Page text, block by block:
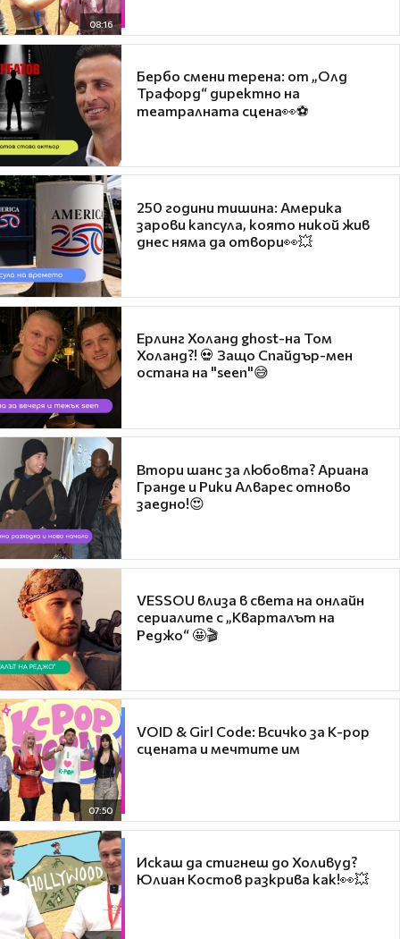
08:16
Бербо смени терена: от „Олд
Трафорд“ директно на
театралната сцена👀⚽
250 години тишина: Америка
зарови капсула, която никой жив
днес няма да отвори👀💥
Ерлинг Холанд ghost-на Том
Холанд?! 💀 Защо Спайдър-мен
остана на "seen"😅
Втори шанс за любовта? Ариана
Гранде и Рики Алварес отново
заедно!😍
VESSOU влиза в света на онлайн
сериалите с „Кварталът на
Реджо“ 🤩🎬
07:50
VOID & Girl Code: Всичко за K-pop
сцената и мечтите им
Искаш да стигнеш до Холивуд?
Юлиан Костов разкрива как!👀💥